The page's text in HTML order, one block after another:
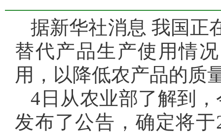
据新华社消息 我国正
替代产品生产使用情
用，以降低农产品的质
4日从农业部了解到
发布了公告，确定将